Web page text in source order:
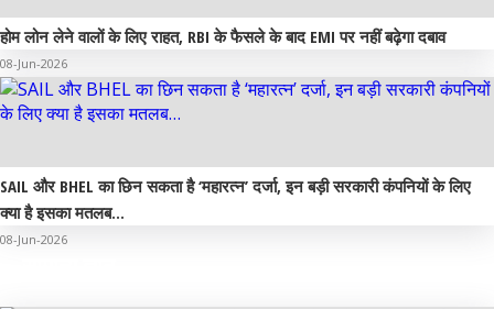
होम लोन लेने वालों के लिए राहत, RBI के फैसले के बाद EMI पर नहीं बढ़ेगा दबाव
08-Jun-2026
SAIL और BHEL का छिन सकता है ‘महारत्न’ दर्जा, इन बड़ी सरकारी कंपनियों के लिए
क्या है इसका मतलब…
08-Jun-2026